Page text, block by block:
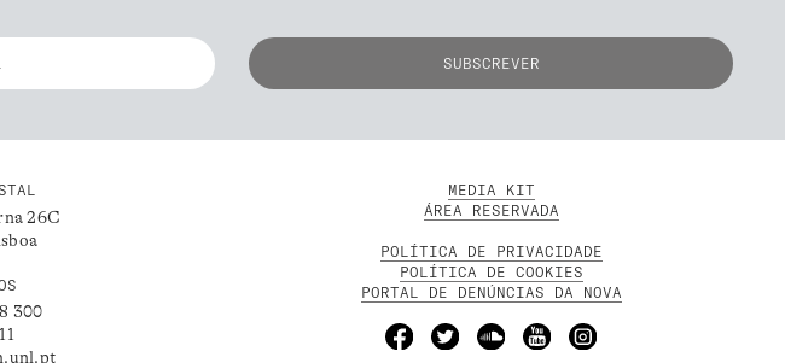
26C
300
MEDIA KIT
ÁREA RESERVADA
POLÍTICA DE PRIVACIDADE
POLÍTICA DE COOKIES
PORTAL DE DENÚNCIAS DA NOVA